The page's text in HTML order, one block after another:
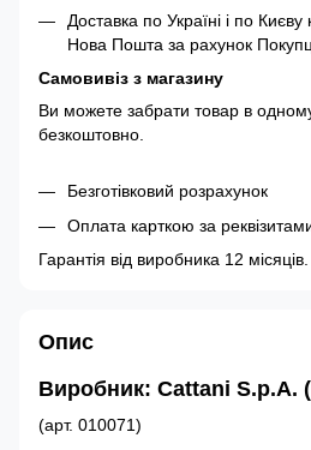
Доставка по Україні і по
Нова Пошта за рахунок
Самовивіз з магазину
Ви можете забрати товар в
безкоштовно.
Безготівковий розрахунок
Оплата карткою за
Гарантія від виробника 12 місяців.
Опис
Виробник: Cattani S.p.A.
(арт. 010071)